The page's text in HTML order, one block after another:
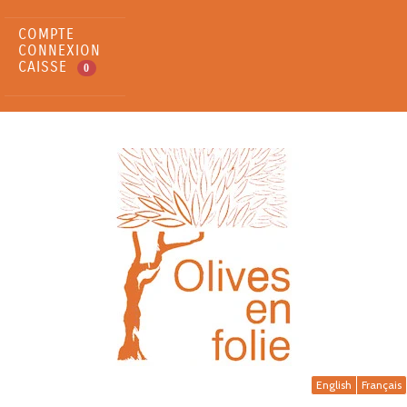
COMPTE
CONNEXION
CAISSE
0
English Français